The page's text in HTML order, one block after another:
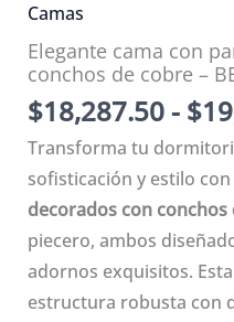
Camas
Elegante cama con
conchos de cobre –
$18,287.50 - $
Transforma tu
sofisticación y estilo
decorados con conchos
piecero, ambos
adornos exquisitos.
estructura robusta con